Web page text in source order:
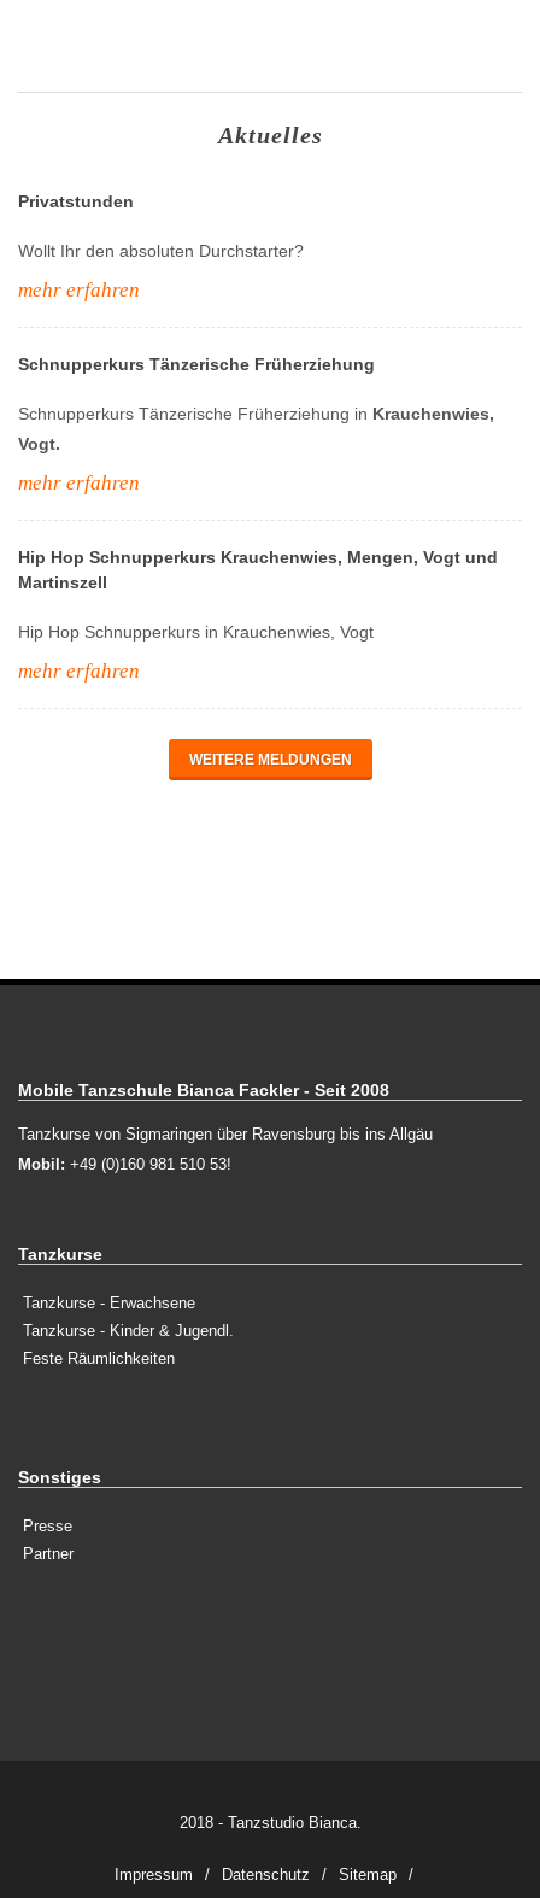
Aktuelles
Privatstunden
Wollt Ihr den absoluten Durchstarter?
mehr erfahren
Schnupperkurs Tänzerische Früherziehung
Schnupperkurs Tänzerische Früherziehung in Krauchenwies,
Vogt.
mehr erfahren
Hip Hop Schnupperkurs Krauchenwies, Mengen, Vogt und
Martinszell
Hip Hop Schnupperkurs in Krauchenwies, Vogt
mehr erfahren
WEITERE MELDUNGEN
Mobile Tanzschule Bianca Fackler - Seit 2008
Tanzkurse von Sigmaringen über Ravensburg bis ins Allgäu
Mobil: +49 (0)160 981 510 53!
Tanzkurse
Tanzkurse - Erwachsene
Tanzkurse - Kinder & Jugendl.
Feste Räumlichkeiten
Sonstiges
Presse
Partner
2018 - Tanzstudio Bianca.
Impressum Datenschutz Sitemap